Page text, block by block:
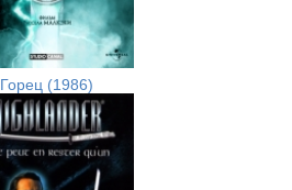
Горец (1986)